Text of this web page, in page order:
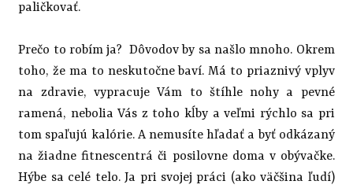
paličkovať.
Prečo to robím ja? Dôvodov by sa našlo mnoho. Okrem
toho, že ma to neskutočne baví. Má to priaznivý vplyv
na zdravie, vypracuje Vám to štíhle nohy a pevné
ramená, nebolia Vás z toho kĺby a veľmi rýchlo sa pri
tom spaľujú kalórie. A nemusíte hľadať a byť odkázaný
na žiadne fitnescentrá či posilovne doma v obývačke.
Hýbe sa celé telo. Ja pri svojej práci (ako väčšina ľudí)